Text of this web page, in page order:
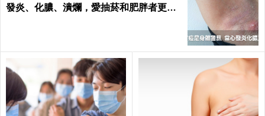
發炎、化膿、潰爛，愛抽菸和肥胖者更要